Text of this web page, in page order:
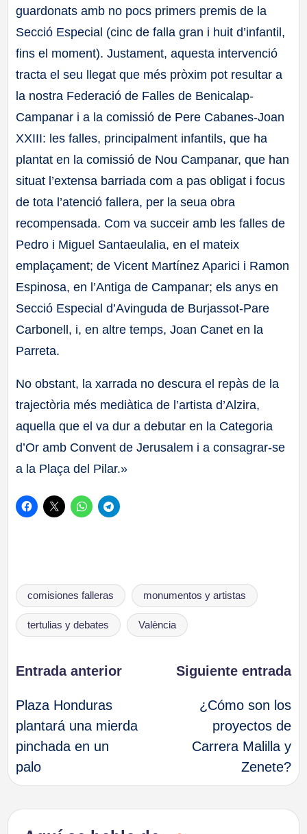
guardonats amb no pocs primers premis de la
Secció Especial (cinc de falla gran i huit d’infantil,
fins el moment). Justament, aquesta intervenció
tracta el seu llegat que més pròxim pot resultar a
la nostra Federació de Falles de Benicalap-
Campanar i a la comissió de Pere Cabanes-Joan
XXIII: les falles, principalment infantils, que ha
plantat en la comissió de Nou Campanar, que han
situat l’extensa barriada com a pas obligat i focus
de tota l’atenció fallera, per la seua obra
recompensada. Com va succeir amb les falles de
Pedro i Miguel Santaeulalia, en el mateix
emplaçament; de Vicent Martínez Aparici i Ramon
Espinosa, en l’Antiga de Campanar; els anys en
Secció Especial d’Avinguda de Burjassot-Pare
Carbonell, i, en altre temps, Joan Canet en la
Parreta.
No obstant, la xarrada no descura el repàs de la
trajectòria més mediàtica de l’artista d’Alzira,
aquella que el va dur a debutar en la Categoria
d’Or amb Convent de Jerusalem i a consagrar-se
a la Plaça del Pilar.»
Etiquetas:
comisiones falleras monumentos y artistas
tertulias y debates València
Navegación
de
entradas
Entrada anterior
Plaza Honduras
plantará una mierda
pinchada en un
palo
Siguiente entrada
¿Cómo son los
proyectos de
Carrera Malilla y
Zenete?